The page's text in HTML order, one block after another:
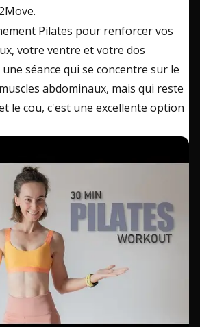
Pilates pour renforcer vos
votre ventre et votre dos
séance qui se concentre sur le
abdominaux, mais qui reste
le cou, c'est une excellente option